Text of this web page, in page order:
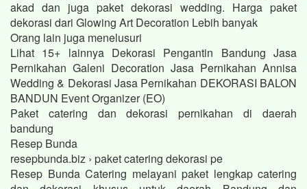
akad dan juga paket dekorasi wedding. Harga paket
dekorasi dari Glowing Art Decoration Lebih banyak
Orang lain juga menelusuri
Lihat 15+ lainnya Dekorasi Pengantin Bandung Jasa
Pernikahan Galeni Decoration Jasa Pernikahan Annisa
Wedding & Dekorasi Jasa Pernikahan DEKORASI BALON
BANDUN Event Organizer (EO)
Paket catering dan dekorasi pernikahan di daerah
bandung
Resep Bunda
resepbunda.biz › paket catering dekorasi pe
Resep Bunda Catering melayani paket lengkap catering